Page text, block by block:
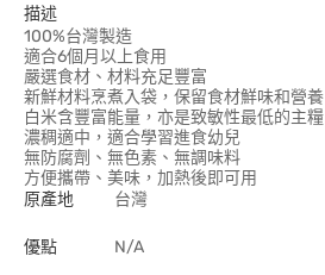
描述
100%台灣製造
適合6個月以上食用
嚴選食材、材料充足豐富
新鮮材料烹煮入袋，保留食材鮮味和營養
白米含豐富能量，亦是致敏性最低的主糧
濃稠適中，適合學習進食幼兒
無防腐劑、無色素、無調味料
方便攜帶、美味，加熱後即可用
原產地
台灣
優點 N/A